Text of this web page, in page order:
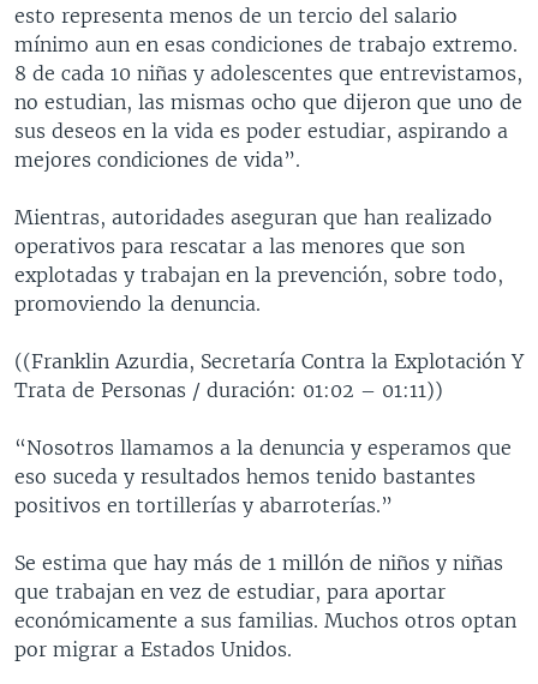
esto representa menos de un tercio del salario
mínimo aun en esas condiciones de trabajo extremo.
8 de cada 10 niñas y adolescentes que entrevistamos,
no estudian, las mismas ocho que dijeron que uno de
sus deseos en la vida es poder estudiar, aspirando a
mejores condiciones de vida”.
Mientras, autoridades aseguran que han realizado
operativos para rescatar a las menores que son
explotadas y trabajan en la prevención, sobre todo,
promoviendo la denuncia.
((Franklin Azurdia, Secretaría Contra la Explotación Y
Trata de Personas / duración: 01:02 – 01:11))
“Nosotros llamamos a la denuncia y esperamos que
eso suceda y resultados hemos tenido bastantes
positivos en tortillerías y abarroterías.”
Se estima que hay más de 1 millón de niños y niñas
que trabajan en vez de estudiar, para aportar
económicamente a sus familias. Muchos otros optan
por migrar a Estados Unidos.